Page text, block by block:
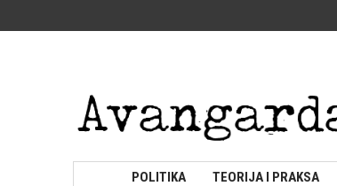
POLITIKA TEORIJA I PRAKSA